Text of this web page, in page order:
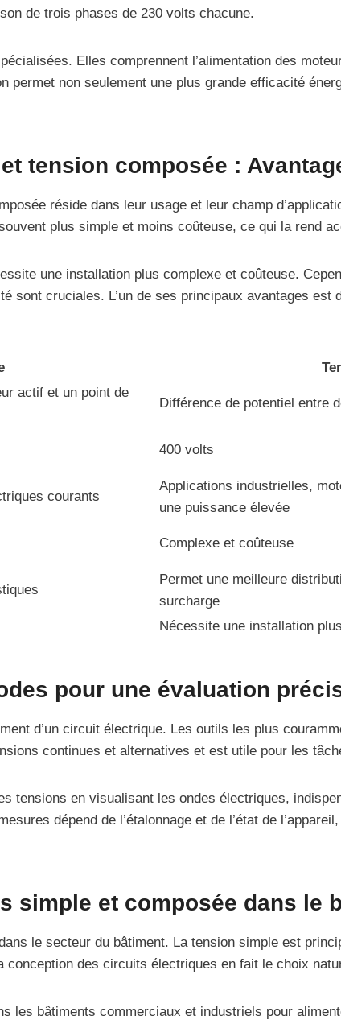
de trois phases de 230 volts chacune.
Elles comprennent l’alimentation des
permet non seulement une plus grande efficacité
tension composée :
réside dans leur usage et leur champ
plus simple et moins coûteuse, ce qui la rend
une installation plus complexe et coûteuse.
sont cruciales. L’un de ses principaux avantages est
actif et un point de
Différence de potentiel entre
400 volts
courants
Applications industrielles,
une puissance élevée
Complexe et coûteuse
Permet une meilleure
surcharge
Nécessite une installation
pour une évaluation
d’un circuit électrique. Les outils les plus
continues et alternatives et est utile pour les
tensions en visualisant les ondes électriques,
dépend de l’étalonnage et de l’état de
simple et composée dans le
le secteur du bâtiment. La tension simple est
des circuits électriques en fait le choix
les bâtiments commerciaux et industriels pour